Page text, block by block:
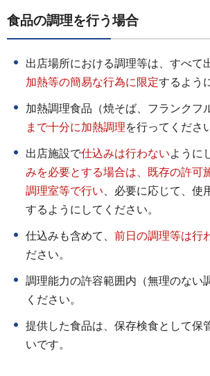
食品の調理を行う場合
出店場所における調理等は、すべて
加熱等の簡易な行為に限定するよう
加熱調理食品（焼そば、フランクフ
まで十分に加熱調理を行ってくださ
出店施設で仕込みは行わないように
みを必要とする場合は、既存の許可
調理室等で行い 、必要に応じて、使
するようにしてください。
仕込みも含めて、 前日の調理等は行
ださい。
調理能力の許容範囲内（無理のない
ください。
提供した食品は、保存検食として保
いです。